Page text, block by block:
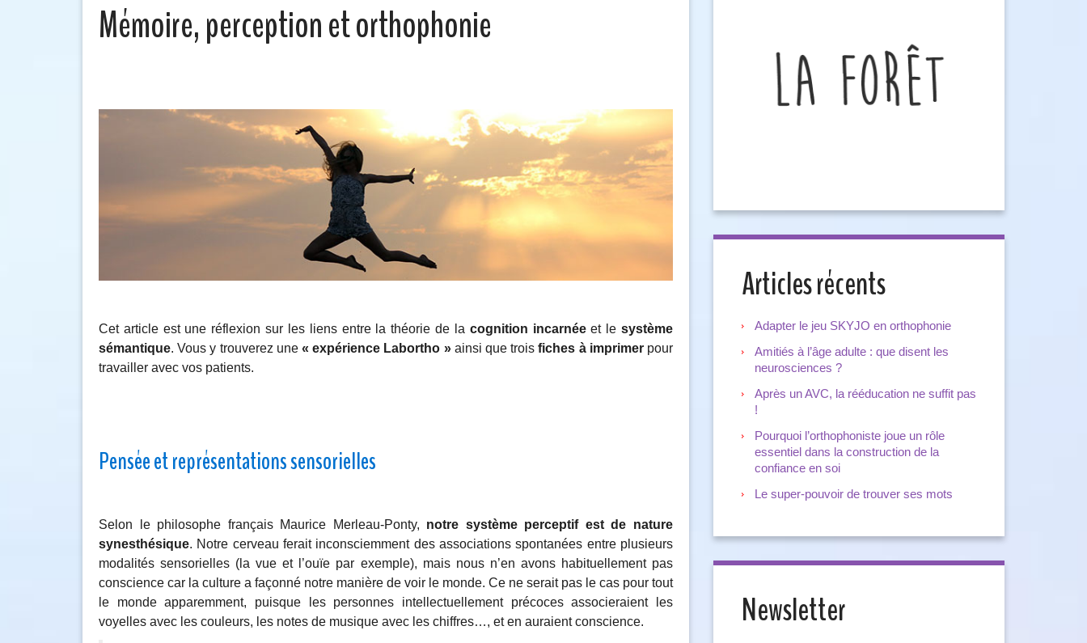
Mémoire, perception et orthophonie
Cet article est une réflexion sur les liens entre la théorie de la cognition incarnéeet lesystème
sémantique. Vous y trouverez une « expérience Labortho »ainsi que troisfiches à imprimerpour
travailler avec vos patients.
Pensée et représentations sensorielles
Selon le philosophe français Maurice Merleau-Ponty, notre système perceptif est de nature
synesthésique. Notre cerveau ferait inconsciemment des associations spontanées entre plusieurs
modalités sensorielles (la vue et l’ouïe par exemple), mais nous n’en avons habituellement pas
conscience car la culture a façonné notre manière de voir le monde. Ce ne serait pas le cas pour tout
le monde apparemment, puisque les personnes intellectuellement précoces associeraient les
voyelles avec les couleurs, les notes de musique avec les chiffres…, et en auraient conscience.
Articles récents
Adapter le jeu SKYJO en orthophonie
Amitiés à l’âge adulte : que disent les
neurosciences ?
Après un AVC, la rééducation ne suffit pas
!
Pourquoi l’orthophoniste joue un rôle
essentiel dans la construction de la
confiance en soi
Le super-pouvoir de trouver ses mots
Newsletter